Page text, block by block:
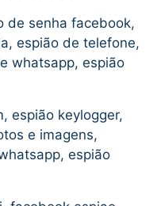
de senha facebook,
espião de telefone,
whatsapp, espião
espião keylogger,
e imagens,
espião